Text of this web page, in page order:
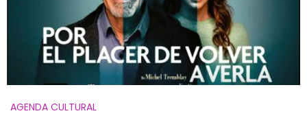
AGENDA CULTURAL